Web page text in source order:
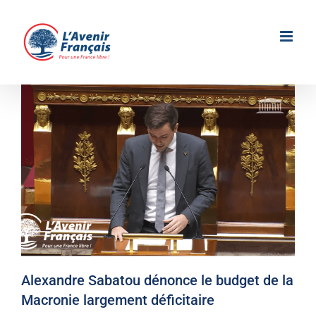
contenu
Alexandre Sabatou dénonce le budget de la
Macronie largement déficitaire